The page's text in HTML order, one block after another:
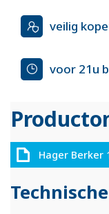
veilig
voor 21u
Hager Berker